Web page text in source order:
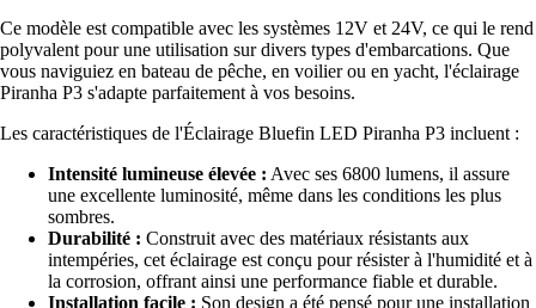
Ce modèle est compatible avec les systèmes 12V et 24V, ce qui le rend
polyvalent pour une utilisation sur divers types d'embarcations. Que
vous naviguiez en bateau de pêche, en voilier ou en yacht, l'éclairage
Piranha P3 s'adapte parfaitement à vos besoins.
Les caractéristiques de l'Éclairage Bluefin LED Piranha P3 incluent :
Intensité lumineuse élevée : Avec ses 6800 lumens, il assure
une excellente luminosité, même dans les conditions les plus
sombres.
Durabilité : Construit avec des matériaux résistants aux
intempéries, cet éclairage est conçu pour résister à l'humidité et à
la corrosion, offrant ainsi une performance fiable et durable.
Installation facile : Son design a été pensé pour une installation